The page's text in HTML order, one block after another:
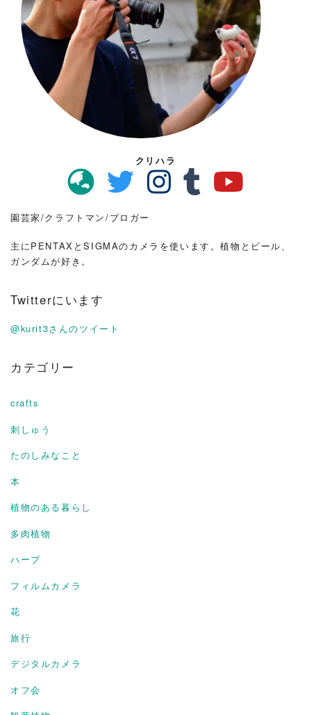
クリハラ
園芸家/クラフトマン/ブロガー
主にPENTAXとSIGMAのカメラを使います。植物とビール、
ガンダムが好き。
Twitterにいます
@kurit3さんのツイート
カテゴリー
crafts
刺しゅう
たのしみなこと
本
植物のある暮らし
多肉植物
ハーブ
フィルムカメラ
花
旅行
デジタルカメラ
オフ会